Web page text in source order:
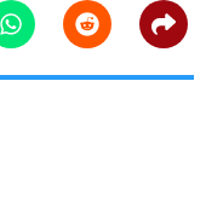
WhatsappReddit